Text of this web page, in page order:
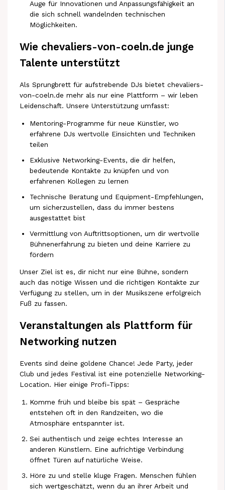
Auge für Innovationen und Anpassungsfähigkeit an
die sich schnell wandelnden technischen
Möglichkeiten.
Wie chevaliers-von-coeln.de junge
Talente unterstützt
Als Sprungbrett für aufstrebende DJs bietet chevaliers-
von-coeln.de mehr als nur eine Plattform – wir leben
Leidenschaft. Unsere Unterstützung umfasst:
Mentoring-Programme für neue Künstler, wo
erfahrene DJs wertvolle Einsichten und Techniken
teilen
Exklusive Networking-Events, die dir helfen,
bedeutende Kontakte zu knüpfen und von
erfahrenen Kollegen zu lernen
Technische Beratung und Equipment-Empfehlungen,
um sicherzustellen, dass du immer bestens
ausgestattet bist
Vermittlung von Auftrittsoptionen, um dir wertvolle
Bühnenerfahrung zu bieten und deine Karriere zu
fördern
Unser Ziel ist es, dir nicht nur eine Bühne, sondern
auch das nötige Wissen und die richtigen Kontakte zur
Verfügung zu stellen, um in der Musikszene erfolgreich
Fuß zu fassen.
Veranstaltungen als Plattform für
Networking nutzen
Events sind deine goldene Chance! Jede Party, jeder
Club und jedes Festival ist eine potenzielle Networking-
Location. Hier einige Profi-Tipps:
Komme früh und bleibe bis spät – Gespräche
entstehen oft in den Randzeiten, wo die
Atmosphäre entspannter ist.
Sei authentisch und zeige echtes Interesse an
anderen Künstlern. Eine aufrichtige Verbindung
öffnet Türen auf natürliche Weise.
Höre zu und stelle kluge Fragen. Menschen fühlen
sich wertgeschätzt, wenn du an ihrer Arbeit und